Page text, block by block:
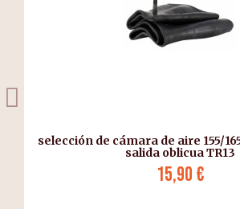
selección de cámara de aire 155/
salida oblicua TR13
15,90 €